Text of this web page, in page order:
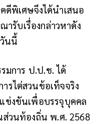
ดีพิเศษจึงได้นำเสนอ
รับเรื่องกล่าวหาดัง
นนี้
มการ ป.ป.ช. ได้
รไต่สวนข้อเท็จจริง
ข่งขันเพื่อบรรจุบุคคล
วนท้องถิ่น พ.ศ. 2568